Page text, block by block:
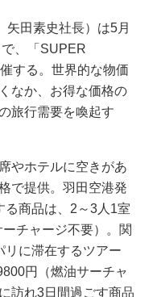
田素史社長）は5月
、「SUPER
する。世界的な物価
なか、お得な価格の
旅行需要を喚起す
やホテルに空きがあ
で提供。羽田空港発
る商品は、2～3人1室
チャージ不要）。関
リに滞在するツアー
円（燃油サーチャ
訪れ3日間過ごす商品